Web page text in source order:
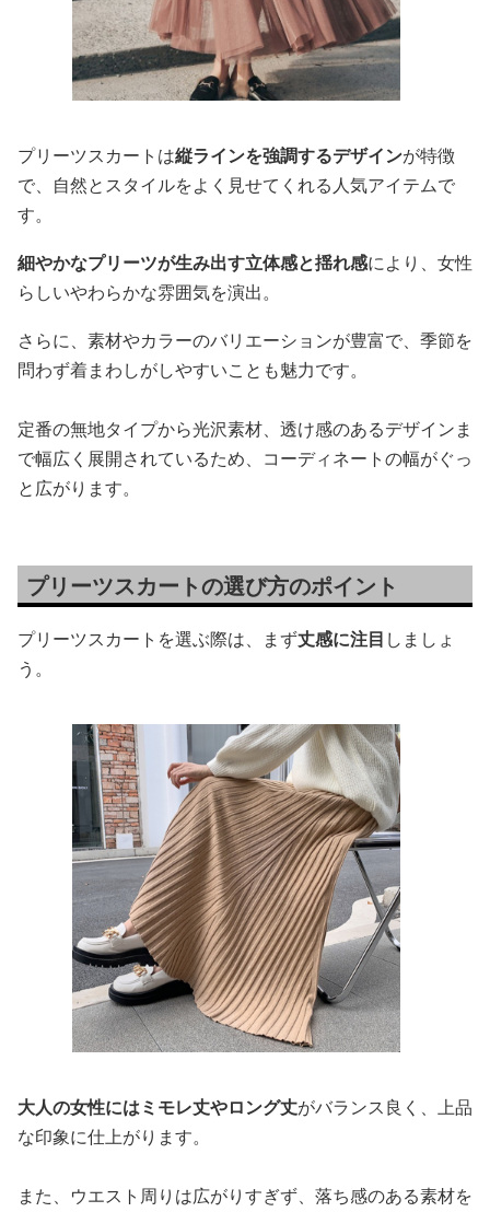
プリーツスカートは縦ラインを強調するデザインが特徴
で、自然とスタイルをよく見せてくれる人気アイテムで
す。
細やかなプリーツが生み出す立体感と揺れ感により、女性
らしいやわらかな雰囲気を演出。
さらに、素材やカラーのバリエーションが豊富で、季節を
問わず着まわしがしやすいことも魅力です。
定番の無地タイプから光沢素材、透け感のあるデザインま
で幅広く展開されているため、コーディネートの幅がぐっ
と広がります。
プリーツスカートの選び方のポイント
プリーツスカートを選ぶ際は、まず丈感に注目 しましょ
う。
大人の女性にはミモレ丈やロング丈がバランス良く、上品
な印象に仕上がります。
また、ウエスト周りは広がりすぎず、落ち感のある素材を